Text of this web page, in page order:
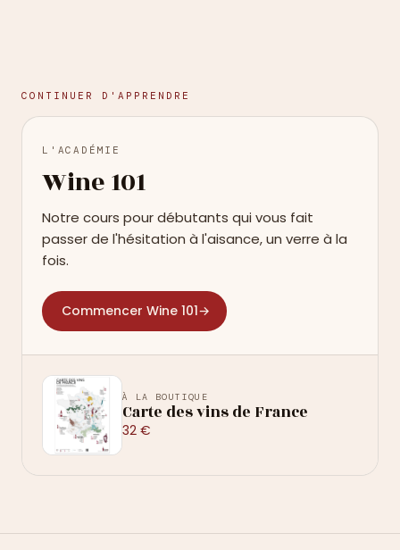
CONTINUER D'APPRENDRE
L'ACADÉMIE
Wine 101
Notre cours pour débutants qui vous fait
passer de l'hésitation à l'aisance, un verre à la
fois.
Commencer Wine 101→
À LA BOUTIQUE
Carte des vins de France
32 €